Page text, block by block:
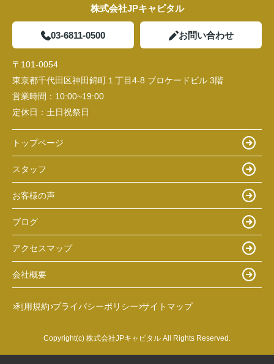
株式会社JPキャピタル
03-6811-0500 お問い合わせ
〒101-0054
東京都千代田区神田錦町１丁目4-8 ブロケードビル 3階
営業時間： 10:00~19:00
定休日： 土日祝祭日
トップページ
スタッフ
お客様の声
ブログ
アクセスマップ
会社概要
利用規約 プライバシーポリシー サイトマップ
Copyright(c) 株式会社JPキャピタル All Rights Reserved.